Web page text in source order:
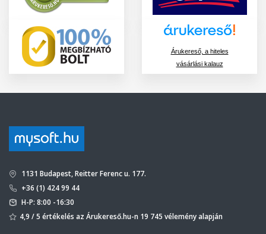
Árukereső, a hiteles
vásárlási kalauz
1131 Budapest, Reitter Ferenc u. 177.
+36 (1) 424 99 44
H-P: 8:00 -16:30
4,9 / 5 értékelés az Árukereső.hu-n 19 745 vélemény alapján